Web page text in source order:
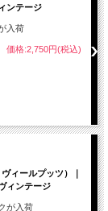
ンテージ
入荷
価格:2,750円(税込)
ィールプッツ）｜
ィンテージ
が入荷